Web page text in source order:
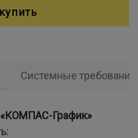
Системные требования
«КОМПАС-График»